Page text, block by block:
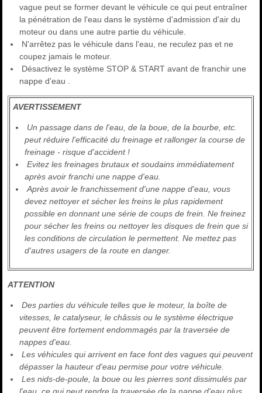
vague peut se former devant le véhicule ce qui peut entraîner
la pénétration de l'eau dans le système d'admission d'air du
moteur ou dans une autre partie du véhicule.
N'arrêtez pas le véhicule dans l'eau, ne reculez pas et ne
coupez jamais le moteur.
Désactivez le système STOP & START avant de franchir une
nappe d'eau .
AVERTISSEMENT
Un passage dans de l'eau, de la boue, de la bourbe, etc.
peut réduire l'efficacité du freinage et rallonger la course de
freinage - risque d'accident !
Evitez les freinages brutaux et soudains immédiatement
après avoir franchi une nappe d'eau.
Après avoir le franchissement d'une nappe d'eau, vous
devez nettoyer et sécher les freins le plus rapidement
possible en donnant une série de coups de frein. Ne freinez
pour sécher les freins ou nettoyer les disques de frein que si
les conditions de circulation le permettent. Ne mettez pas
d'autres usagers de la route en danger.
ATTENTION
Des parties du véhicule telles que le moteur, la boîte de
vitesses, le catalyseur, le châssis ou le système électrique
peuvent être fortement endommagés par la traversée de
nappes d'eau.
Les véhicules qui arrivent en face font des vagues qui peuvent
dépasser la hauteur d'eau permise pour votre véhicule.
Les nids-de-poule, la boue ou les pierres sont dissimulés par